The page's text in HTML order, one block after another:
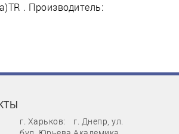
. Производитель:
г. Харьков:
г. Днепр, ул.